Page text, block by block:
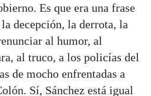
Es que era una frase
decepción, la derrota, la
al humor, al
al truco, a los policías del
de mocho enfrentadas a
Sí, Sánchez está igual